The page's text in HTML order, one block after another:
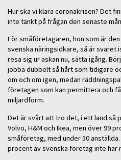
Hur ska vi klara coronakrisen? Det
inte tänkt på frågan den senaste
För småföretagaren, hon som är
svenska näringsidkare, så är svaret
resa sig ur askan nu, sätta igång.
jobba dubbelt så hårt som tidigare
om och om igen, medan
företagen som kan permittera och
miljardform.
Det är svårt att tro det, i ett land så
Volvo, H&M och Ikea, men över 99
småföretag, med under 50
procent av svenska företag inte har